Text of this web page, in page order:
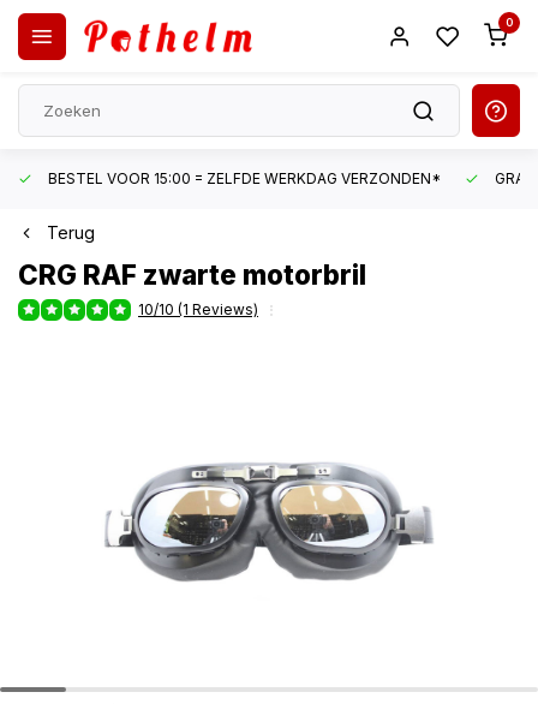
0
BESTEL VOOR 15:00 = ZELFDE WERKDAG VERZONDEN*
Terug
CRG RAF zwarte motorbril
10/10 (1 Reviews)